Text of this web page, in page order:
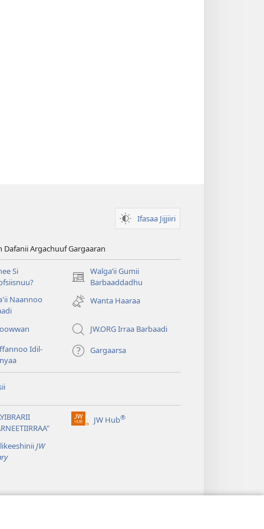
Ifasaa Jijjiiri
Dafanii Argachuuf Gargaaran
Si
Walgaʼii Gumii
Barbaaddadhu
(opens
new
window)
Naannoo
Wanta Haaraa
JW.ORG Irraa Barbaadi
Idil-
Gargaarsa
JW Hub®
(opens
JW